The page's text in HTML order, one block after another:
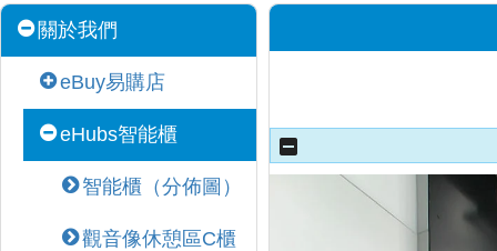
關於我們
eBuy易購店
eHubs智能櫃
智能櫃（分佈圖）
觀音像休憩區C櫃